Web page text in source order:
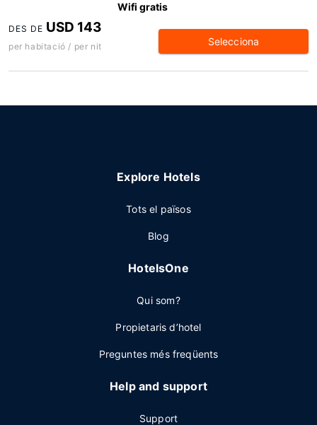
Wifi gratis
DES DE USD 143
per habitació / per nit Selecciona
Explore Hotels
Tots el països
Blog
HotelsOne
Qui som?
Propietaris d’hotel
Preguntes més freqüents
Help and support
Support